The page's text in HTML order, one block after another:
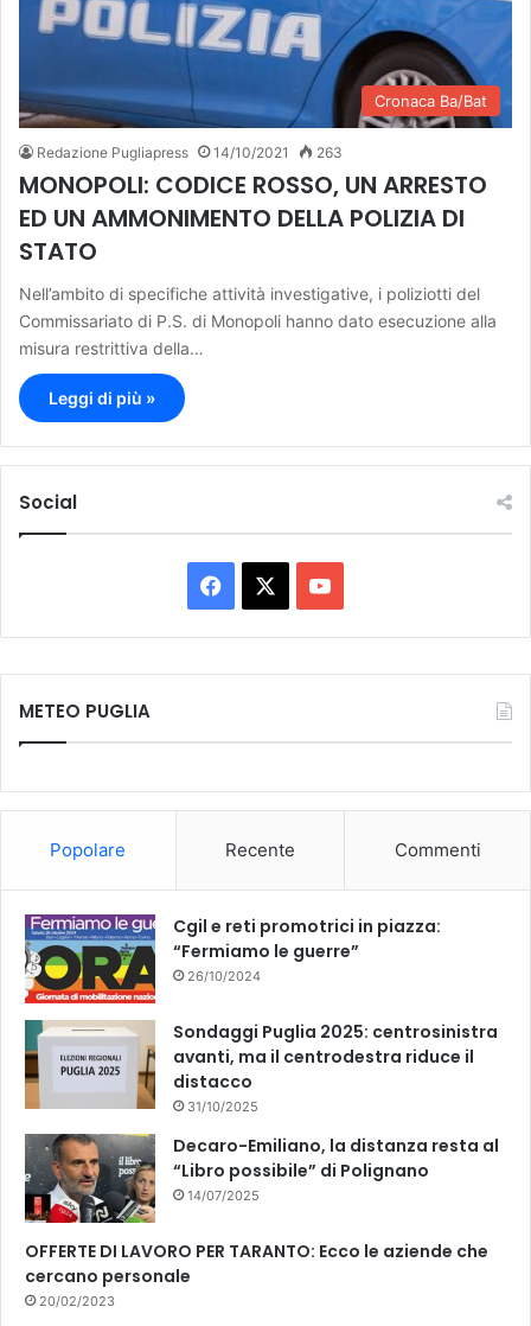
Cronaca Ba/Bat
Redazione Pugliapress 14/10/2021 263
MONOPOLI: CODICE ROSSO, UN ARRESTO
ED UN AMMONIMENTO DELLA POLIZIA DI
STATO
Nell’ambito di specifiche attività investigative, i poliziotti del
Commissariato di P.S. di Monopoli hanno dato esecuzione alla
misura restrittiva della…
Leggi di più »
Social
a
c
k
o
u
METEO PUGLIA
Popolare Recente Commenti
Cgil e reti promotrici in piazza:
“Fermiamo le guerre”
26/10/2024
Sondaggi Puglia 2025: centrosinistra
avanti, ma il centrodestra riduce il
distacco
31/10/2025
Decaro-Emiliano, la distanza resta al
“Libro possibile” di Polignano
14/07/2025
OFFERTE DI LAVORO PER TARANTO: Ecco le aziende che
cercano personale
20/02/2023